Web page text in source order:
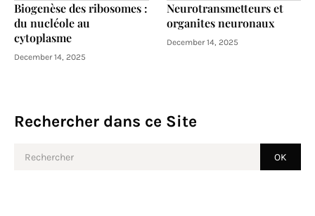
Biogenèse des ribosomes :
du nucléole au
cytoplasme
December 14, 2025
Neurotransmetteurs et
organites neuronaux
December 14, 2025
Rechercher dans ce Site